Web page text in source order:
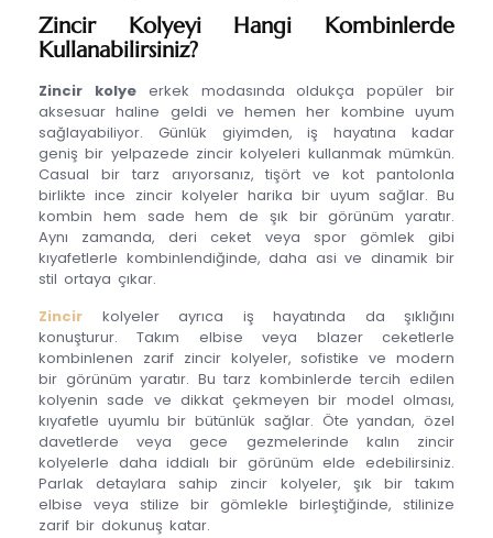
Zincir Kolyeyi Hangi Kombinlerde
Kullanabilirsiniz?
Zincir kolyeerkek modasında oldukça popüler bir
aksesuar haline geldi ve hemen her kombine uyum
sağlayabiliyor. Günlük giyimden, iş hayatına kadar
geniş bir yelpazede zincir kolyeleri kullanmak mümkün.
Casual bir tarz arıyorsanız, tişört ve kot pantolonla
birlikte ince zincir kolyeler harika bir uyum sağlar. Bu
kombin hem sade hem de şık bir görünüm yaratır.
Aynı zamanda, deri ceket veya spor gömlek gibi
kıyafetlerle kombinlendiğinde, daha asi ve dinamik bir
stil ortaya çıkar.
Zincir kolyeler ayrıca iş hayatında da şıklığını
konuşturur. Takım elbise veya blazer ceketlerle
kombinlenen zarif zincir kolyeler, sofistike ve modern
bir görünüm yaratır. Bu tarz kombinlerde tercih edilen
kolyenin sade ve dikkat çekmeyen bir model olması,
kıyafetle uyumlu bir bütünlük sağlar. Öte yandan, özel
davetlerde veya gece gezmelerinde kalın zincir
kolyelerle daha iddialı bir görünüm elde edebilirsiniz.
Parlak detaylara sahip zincir kolyeler, şık bir takım
elbise veya stilize bir gömlekle birleştiğinde, stilinize
zarif bir dokunuş katar.